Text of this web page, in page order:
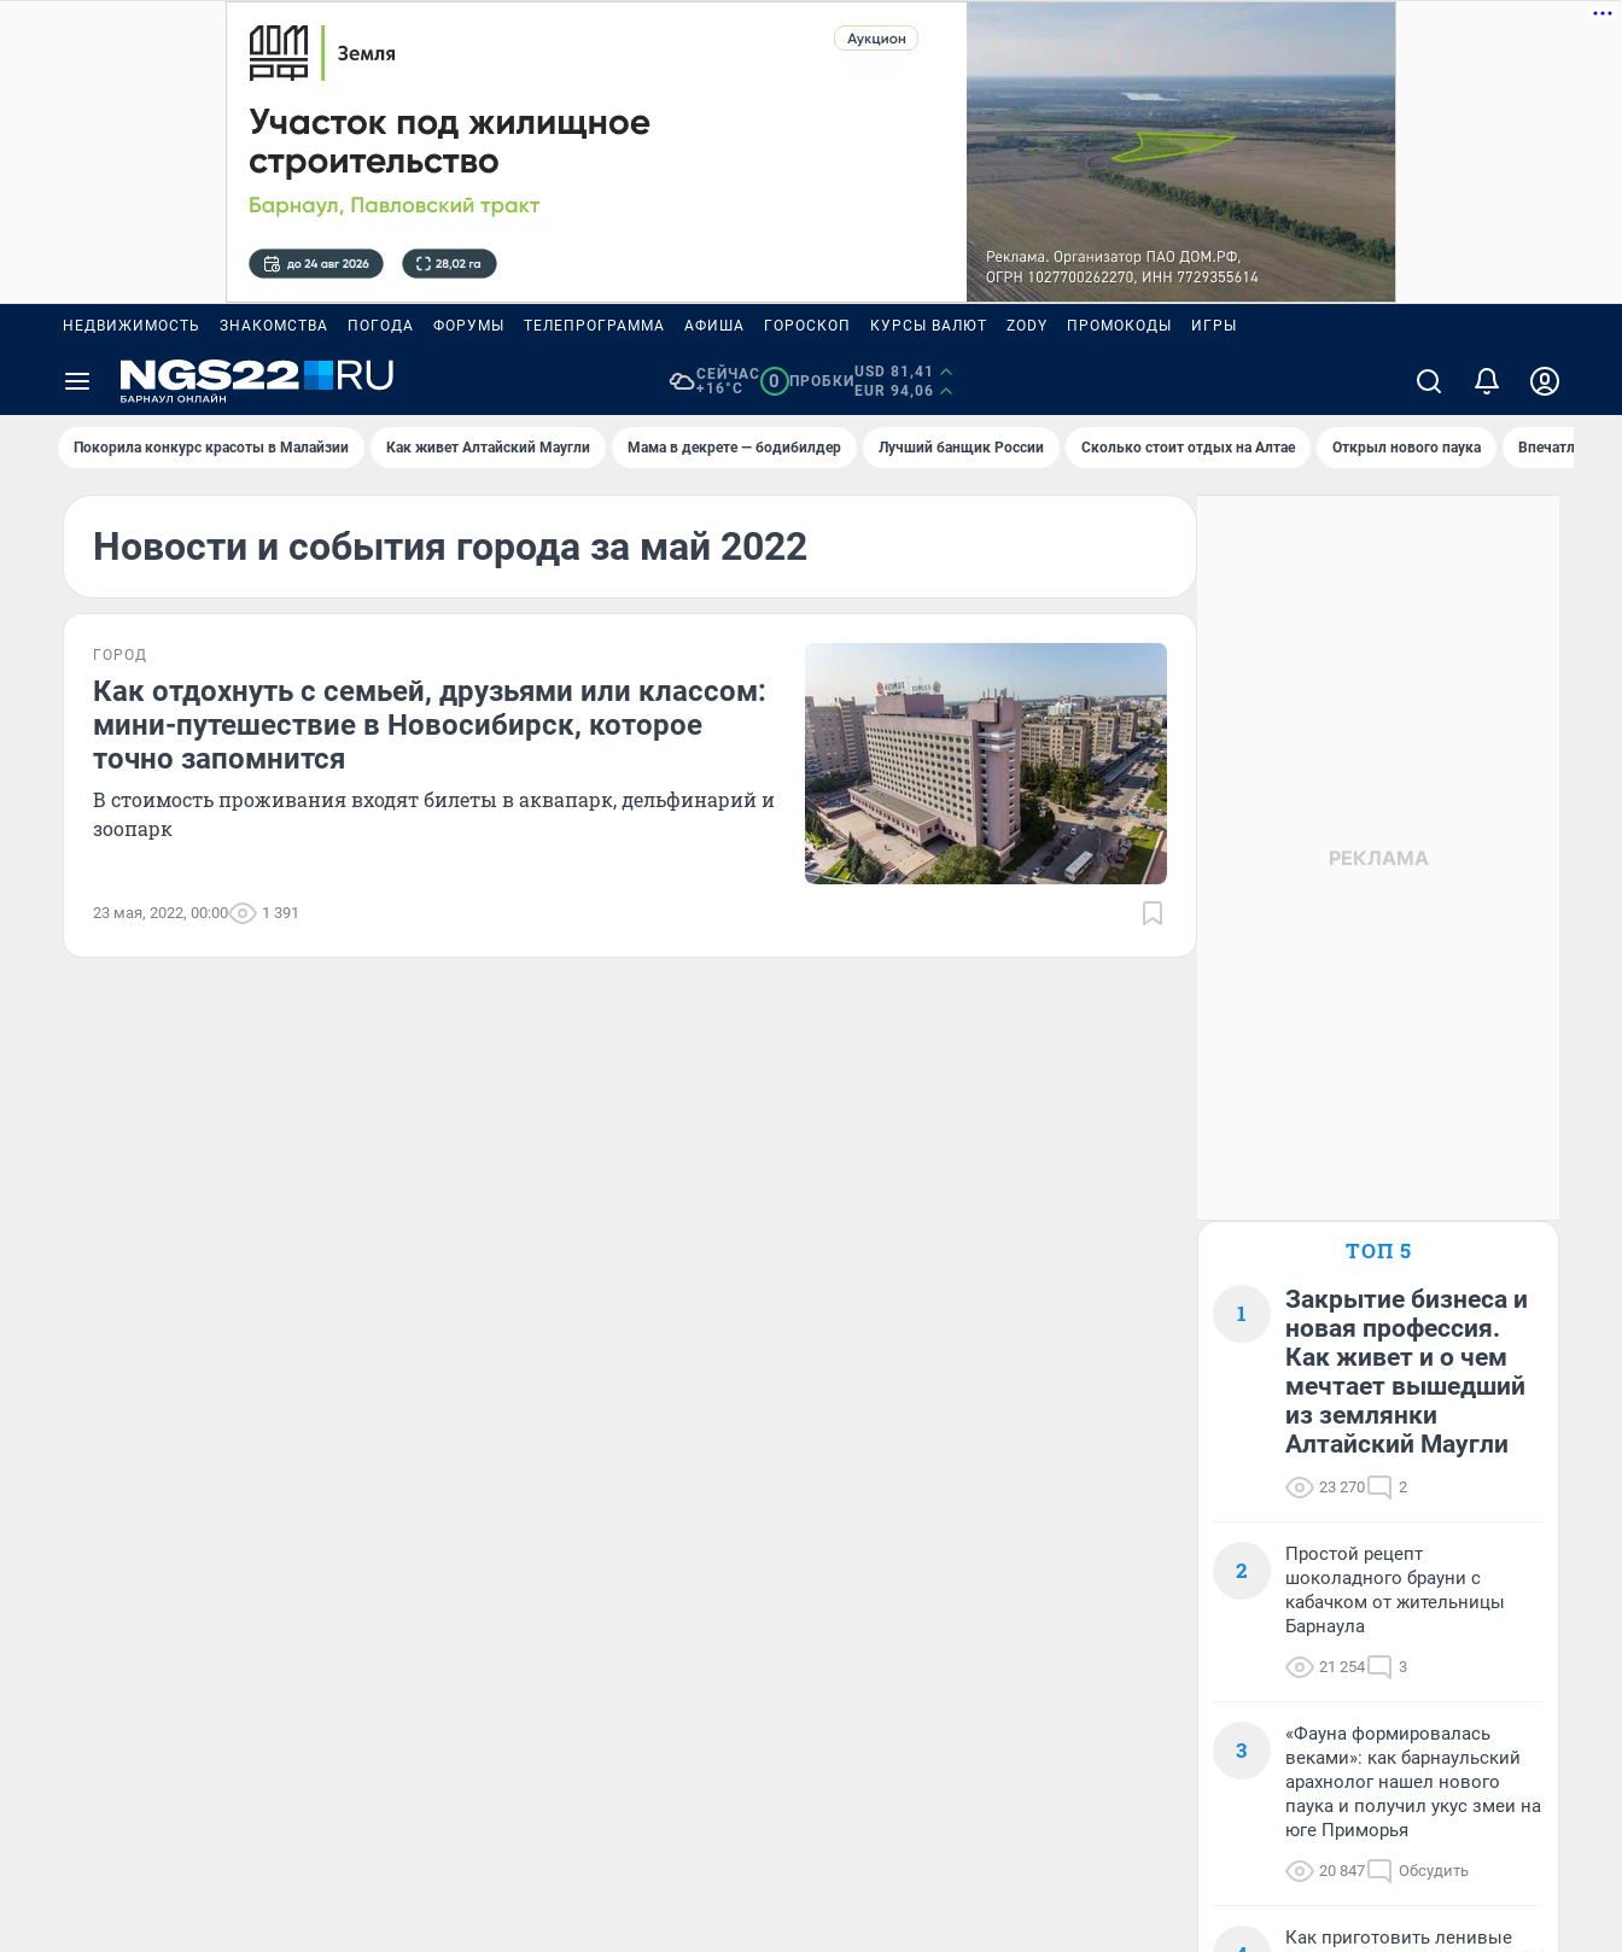
НЕДВИЖИМОСТЬ ЗНАКОМСТВА ПОГОДА ФОРУМЫ ТЕЛЕПРОГРАММА АФИША ГОРОСКОП КУРСЫ ВАЛЮТ ZODY ПРОМОКОДЫ ИГРЫ
СЕЙЧАС
+16°C
0 ПРОБКИ
USD 81,41
EUR 94,06
Покорила конкурс красоты в Малайзии Как живет Алтайский Маугли Мама в декрете — бодибилдер Лучший банщик России Сколько стоит отдых на Алтае Открыл нового паука Впечатления
Новости и события города за май 2022
ГОРОД
Как отдохнуть с семьей, друзьями или классом:
мини-путешествие в Новосибирск, которое
точно запомнится
В стоимость проживания входят билеты в аквапарк, дельфинарий и
зоопарк
23 мая, 2022, 00:00 1 391
ТОП 5
1
Закрытие бизнеса и
новая профессия.
Как живет и о чем
мечтает вышедший
из землянки
Алтайский Маугли
23 270 2
2
Простой рецепт
шоколадного брауни с
кабачком от жительницы
Барнаула
21 254 3
3
«Фауна формировалась
веками»: как барнаульский
арахнолог нашел нового
паука и получил укус змеи на
юге Приморья
20 847 Обсудить
Как приготовить ленивые